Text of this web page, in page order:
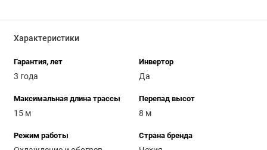
Характеристики
Гарантия, лет
3 года
Инвертор
Да
Максимальная длина трассы
15 м
Перепад высот
8 м
Режим работы Страна бренда